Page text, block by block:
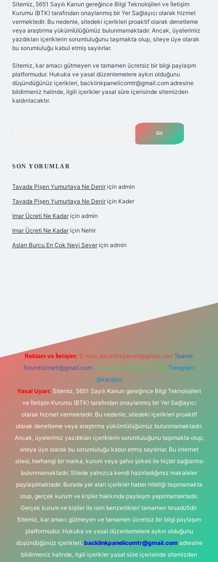
Sitemiz, 5651 Sayılı Kanun gereğince Bilgi Teknolojileri ve İletişim
Kurumu (BTK) tarafından onaylanmış bir Yer Sağlayıcı olarak hizmet
vermektedir. Bu nedenle, sitedeki içerikleri proaktif olarak denetleme
veya araştırma yükümlülüğümüz bulunmamaktadır. Ancak, üyelerimiz
yazdıkları içeriklerin sorumluluğunu taşımakta olup, siteye üye olarak
bu sorumluluğu kabul etmiş sayılırlar.
Sitemiz, kar amacı gütmeyen ve tamamen ücretsiz bir bilgi paylaşım
platformudur. Hukuka ve yasal düzenlemelere aykırı olduğunu
düşündüğünüz içerikleri, backlinkpanelicomtr@gmail.com adresine
bildirmeniz halinde, ilgili içerikler yasal süre içerisinde sitemizden
kaldırılacaktır.
SON YORUMLAR
Tavada Pişen Yumurtaya Ne Denir için admin
Tavada Pişen Yumurtaya Ne Denir için Kader
Imar Ücreti Ne Kadar için admin
Imar Ücreti Ne Kadar için Nehir
Aslan Burcu En Çok Neyi Sever için admin
Reklam ve İletişim: E-mail: backlinkpaneli@gmail.com Teams:
forumhizmeti@gmail.com Whatsapp: 0262 606 0 726 Telegram:
@karabul
Yasal Uyarı: Sitemiz, 5651 Sayılı Kanun gereğince Bilgi Teknolojileri
ve İletişim Kurumu (BTK) tarafından onaylanmış bir Yer Sağlayıcı
olarak hizmet vermektedir. Bu nedenle, sitedeki içerikleri proaktif
olarak denetleme veya araştırma yükümlülüğümüz bulunmamaktadır.
Ancak, üyelerimiz yazdıkları içeriklerin sorumluluğunu taşımakta olup,
siteye üye olarak bu sorumluluğu kabul etmiş sayılırlar. Bu internet
sitesi, herhangi bir marka, kurum veya şahıs şirketi ile hiçbir bağlantısı
bulunmamaktadır. Sitede yalnızca kendi hazırladığımız makaleler
paylaşılmaktadır. Burada yer alan içerikler haber niteliği taşımamakta
olup, gerçek kurum ve kişiler hakkında paylaşım yapılmamaktadır.
Gerçek kurum ve kişiler ile isim benzerlikleri tamamen tesadüfidir.
Sitemiz, kar amacı gütmeyen ve tamamen ücretsiz bir bilgi paylaşım
platformudur. Hukuka ve yasal düzenlemelere aykırı olduğunu
düşündüğünüz içerikleri, backlinkpanelicomtr@gmail.comadresine
bildirmeniz halinde, ilgili içerikler yasal süre içerisinde sitemizden